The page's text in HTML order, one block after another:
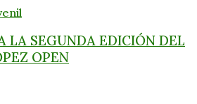
LA SEGUNDA EDICIÓN DEL
OPEN